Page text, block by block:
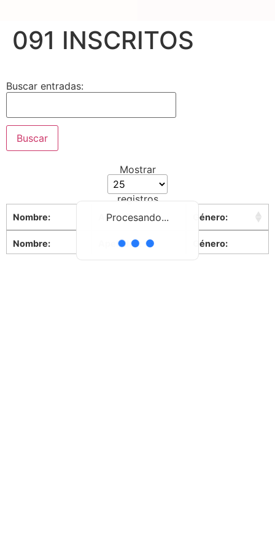
091 INSCRITOS
Buscar entradas:
Mostrar
registros
Procesando...
Nombre: Apellidos: Género:
Nombre: Apellidos: Género: